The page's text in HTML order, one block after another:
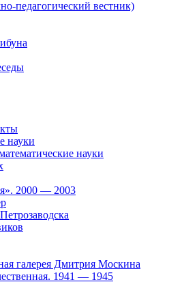
педагогический вестник)
науки
науки
2000 — 2003
галерея Дмитрия Москина
1941 — 1945